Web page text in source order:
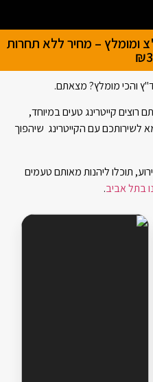
ומומלץ – מחיר ללא תחרות
והכי מומלץ? מצאתם.
רוצים קייטרינג טעים במיוחד,
עם הקייטרינג שיהפוך
תוכלו ליהנות מאותם טעמים
בתל אביב.